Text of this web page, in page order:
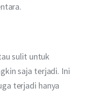
sulit untuk
saja terjadi. Ini
terjadi hanya